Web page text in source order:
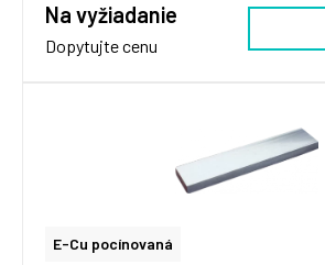
Na vyžiadanie
Dopytujte cenu
E-Cu pocínovaná